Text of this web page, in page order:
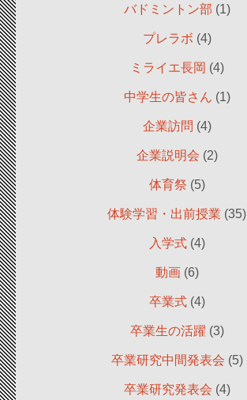
バドミントン部 (1)
プレラボ (4)
ミライエ長岡 (4)
中学生の皆さん (1)
企業訪問 (4)
企業説明会 (2)
体育祭 (5)
体験学習・出前授業 (35)
入学式(4)
動画(6)
卒業式(4)
卒業生の活躍 (3)
卒業研究中間発表会 (5)
卒業研究発表会 (4)